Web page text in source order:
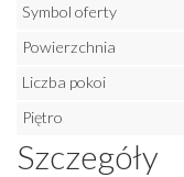
Symbol oferty
Powierzchnia
Liczba pokoi
Piętro
Szczegóły